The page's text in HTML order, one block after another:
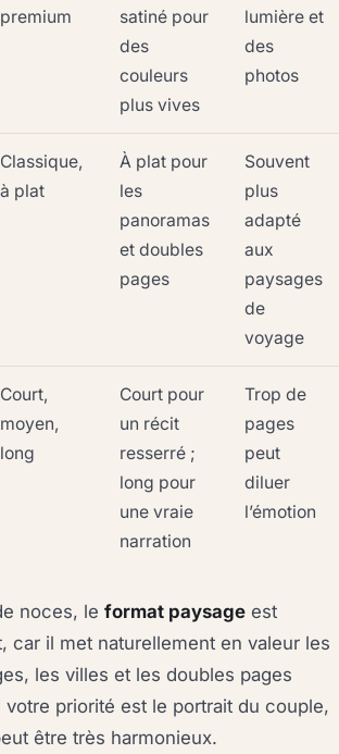
premium
satiné pour
des
couleurs
plus vives
lumière et
des
photos
Classique,
à plat
À plat pour
les
panoramas
et doubles
pages
Souvent
plus
adapté
aux
paysages
de
voyage
Court,
moyen,
long
Court pour
un récit
resserré ;
long pour
une vraie
narration
Trop de
pages
peut
diluer
l’émotion
noces, le format paysage est
car il met naturellement en valeur les
les villes et les doubles pages
votre priorité est le portrait du couple,
être très harmonieux.